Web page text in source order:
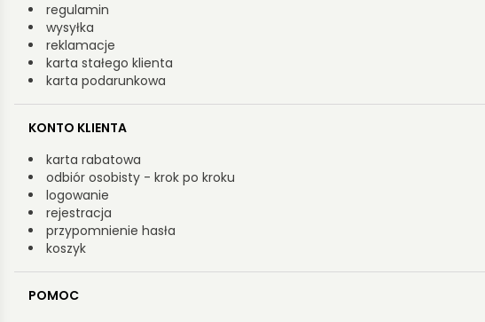
regulamin
wysyłka
reklamacje
karta stałego klienta
karta podarunkowa
KONTO KLIENTA
karta rabatowa
odbiór osobisty - krok po kroku
logowanie
rejestracja
przypomnienie hasła
koszyk
POMOC